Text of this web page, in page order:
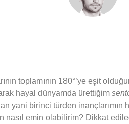
toplamının 180°’ye eşit
hayal dünyamda ürettiğim
yani birinci türden
nasıl emin olabilirim? Dikkat